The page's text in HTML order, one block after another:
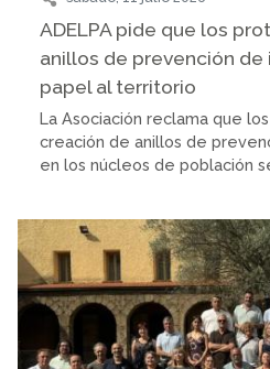
ADELPA pide que los
anillos de prevención
papel al territorio
La Asociación reclama que
creación de anillos de
en los núcleos de población